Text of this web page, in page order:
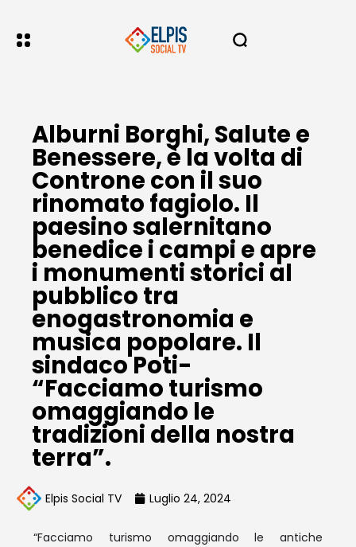
Alburni Borghi, Salute e
Benessere, è la volta di
Controne con il suo
rinomato fagiolo. Il
paesino salernitano
benedice i campi e apre
i monumenti storici al
pubblico tra
enogastronomia e
musica popolare. Il
sindaco Poti-
“Facciamo turismo
omaggiando le
tradizioni della nostra
terra”.
Elpis Social TV Luglio 24, 2024
“Facciamo turismo omaggiando le antiche